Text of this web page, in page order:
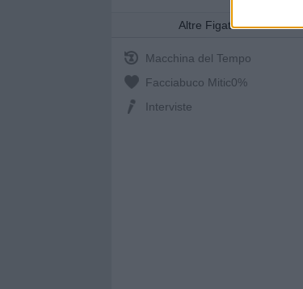
Altre Figate
Macchina del Tempo
Facciabuco Mitic0%
Interviste